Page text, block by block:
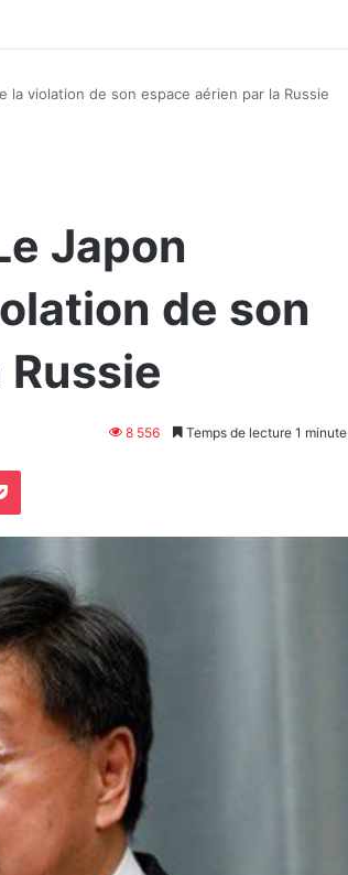
violation de son espace aérien par la Russie
Japon
de son
8 556 Temps de lecture 1 minute
Pocket